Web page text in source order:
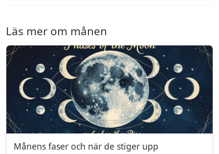
Läs mer om månen
Månens faser och när de stiger upp